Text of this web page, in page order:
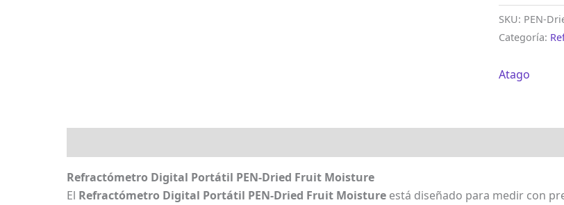
SKU: PEN-
Categoría:
Atago
Refractómetro Digital Portátil PEN-Dried Fruit Moisture
El Refractómetro Digital Portátil PEN-Dried Fruit Moisture está diseñado para medir con